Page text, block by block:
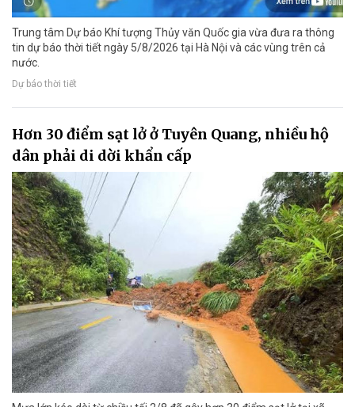
Trung tâm Dự báo Khí tượng Thủy văn Quốc gia vừa đưa ra thông
tin dự báo thời tiết ngày 5/8/2026 tại Hà Nội và các vùng trên cả
nước.
Dự báo thời tiết
Hơn 30 điểm sạt lở ở Tuyên Quang, nhiều hộ
dân phải di dời khẩn cấp